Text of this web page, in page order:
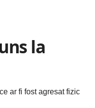
la
ar fi fost agresat fizic